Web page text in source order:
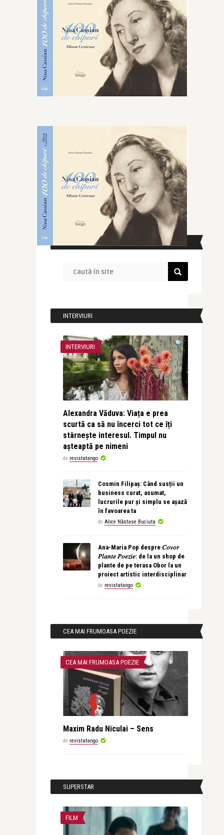
CAUTĂ ÎN SITE
INTERVIURI
INTERVIURI
Alexandra Văduva: Viața e prea
scurtă ca să nu încerci tot ce îți
stârnește interesul. Timpul nu
așteaptă pe nimeni
de revistatango
Cosmin Filipaș: Când susții un
business curat, asumat,
lucrurile pur și simplu se așază
în favoarea ta
de Alice Năstase Buciuta
Ana-Maria Pop despre 𝐶𝑜𝑣𝑜𝑟
𝑃𝑙𝑎𝑛𝑡𝑒 𝑃𝑜𝑒𝑧𝑖𝑒: de la un shop de
plante de pe terasa Obor la un
proiect artistic interdisciplinar
de revistatango
CEA MAI FRUMOASA POEZIE
CEA MAI FRUMOASA POEZIE
Maxim Radu Niculai – Sens
de revistatango
SUPERSTAR
FILM